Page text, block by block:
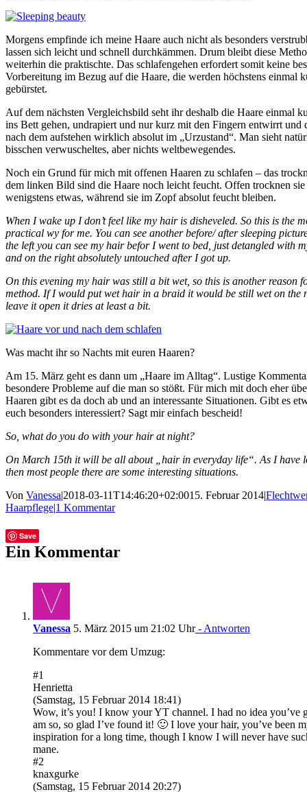
Morgens empfinde ich meine Haare auch nicht als besonders
lassen sich leicht und schnell durchkämmen. Drum bleibt diese
weiterhin die praktischte. Das schlafengehen erfordert somit keine
Vorbereitung im Bezug auf die Haare, die werden höchstens einmal
gebürstet.
Auf dem nächsten Vergleichsbild seht ihr deshalb die Haare einmal
ins Bett gehen, undrapiert und nur kurz mit den Fingern entwirrt und
nach dem aufstehen wirklich absolut im „Urzustand“. Man sieht
bisschen verwuscheltes, aber nichts weltbewegendes.
Noch ein Grund für mich mit offenen Haaren zu schlafen – das
dem linken Bild sind die Haare noch leicht feucht. Offen trocknen
wenigstens etwas, während sie im Zopf absolut feucht bleiben.
When I wake up I don’t feel like my hair is disheveled. So this is the
practical wy for me. You can see another before/ after sleeping
the left you can see my hair befor I went to bed, just detangled with
and on the right absolutely untouched after I got up.
On this evening my hair was still a bit wet, so this is another reason
method. If I would put wet hair in a braid it would be still wet on the
leave it open it dries at least a bit.
Was macht ihr so Nachts mit euren Haaren?
Am 15. März geht es dann um „Haare im Alltag“. Lustige
besondere Probleme auf die man so stößt. Für mich mit doch eher
Haaren gibt es da doch ab und an interessante Situationen. Gibt es
euch besonders interessiert? Sagt mir einfach bescheid!
So, what do you do with your hair at night?
On March 15th it will be all about „hair in everyday life“. As I have
then most people there are some interesting situations.
Von Vanessa|2018-03-11T14:46:20+02:0015. Februar 2014|
Haarpflege|1 Kommentar
Facebook
Twitter
Tumblr
Save E-
Mail
Ein Kommentar
Vanessa 5. März 2015 um 21:02 Uhr- Antworten
Kommentare vor dem Umzug:
#1
Henrietta
(Samstag, 15 Februar 2014 18:41)
Wow, it’s you! I know your YT channel. I had no idea you’ve
am so, so glad I’ve found it! 🙂 I love your hair, you’ve been
inspiration for a long time, though I know I will never have
mane.
#2
knaxgurke
(Samstag, 15 Februar 2014 20:27)